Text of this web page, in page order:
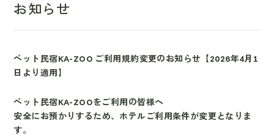
お知らせ
ペット民宿KA-ZOO ご利用規約変更のお知らせ【2026年4月1
日より適用】
ペット民宿KA-ZOOをご利用の皆様へ
安全にお預かりするため、ホテルご利用条件が変更となりま
す。